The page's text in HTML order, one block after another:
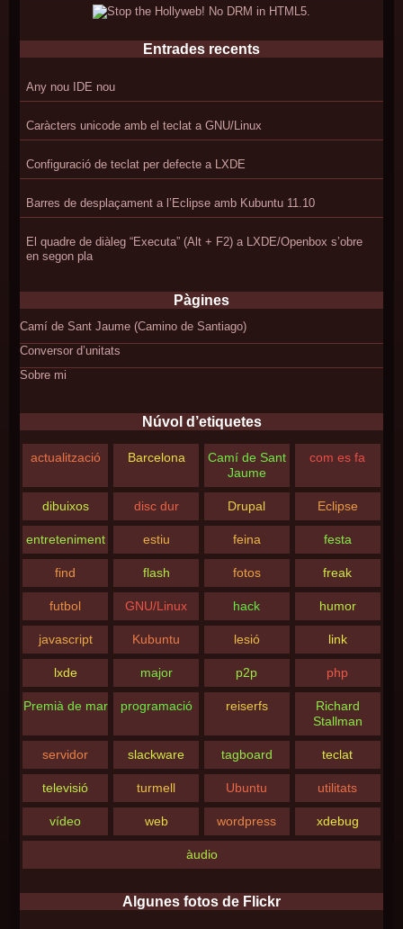
Entrades recents
Any nou IDE nou
Caràcters unicode amb el teclat a GNU/Linux
Configuració de teclat per defecte a LXDE
Barres de desplaçament a l’Eclipse amb Kubuntu 11.10
El quadre de diàleg “Executa” (Alt + F2) a LXDE/Openbox s’obre
en segon pla
Pàgines
Camí de Sant Jaume (Camino de Santiago)
Conversor d’unitats
Sobre mi
Núvol d’etiquetes
actualització Barcelona
Camí de Sant
Jaume
com es fa
dibuixos disc dur Drupal Eclipse
entreteniment estiu feina festa
find flash fotos freak
futbol GNU/Linux hack humor
javascript Kubuntu lesió link
lxde major p2p php
Premià de mar programació reiserfs
Richard
Stallman
servidor slackware tagboard teclat
televisió turmell Ubuntu utilitats
vídeo web wordpress xdebug
àudio
Algunes fotos de Flickr